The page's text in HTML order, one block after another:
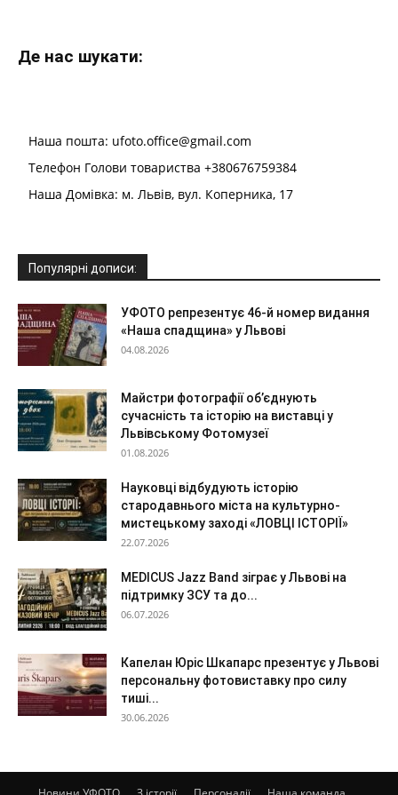
Де нас шукати:
Наша пошта: ufoto.office@gmail.com
Телефон Голови товариства +380676759384
Наша Домівка: м. Львів, вул. Коперника, 17
Популярні дописи:
УФОТО репрезентує 46-й номер видання
«Наша спадщина» у Львові
04.08.2026
Майстри фотографії об’єднують
сучасність та історію на виставці у
Львівському Фотомузеї
01.08.2026
Науковці відбудують історію
стародавнього міста на культурно-
мистецькому заході «ЛОВЦІ ІСТОРІЇ»
22.07.2026
MEDICUS Jazz Band зіграє у Львові на
підтримку ЗСУ та до...
06.07.2026
Капелан Юріс Шкапарс презентує у Львові
персональну фотовиставку про силу
тиші...
30.06.2026